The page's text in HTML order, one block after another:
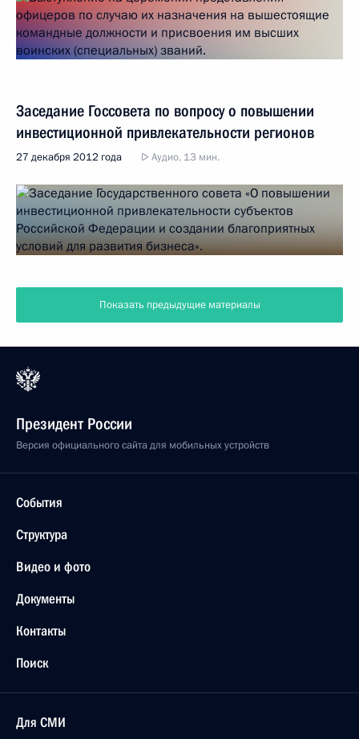
Заседание Госсовета по вопросу о повышении
инвестиционной привлекательности регионов
27 декабря 2012 года Аудио, 13 мин.
Показать предыдущие материалы
Президент России
Версия официального сайта для мобильных устройств
События
Структура
Видео и фото
Документы
Контакты
Поиск
Для СМИ